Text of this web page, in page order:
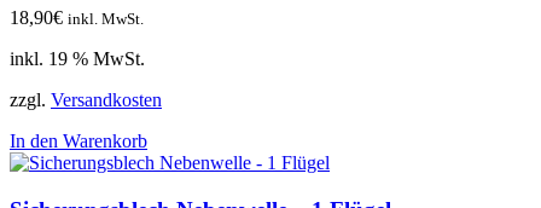
18,90€ inkl. MwSt.
inkl. 19 % MwSt.
zzgl. Versandkosten
In den Warenkorb